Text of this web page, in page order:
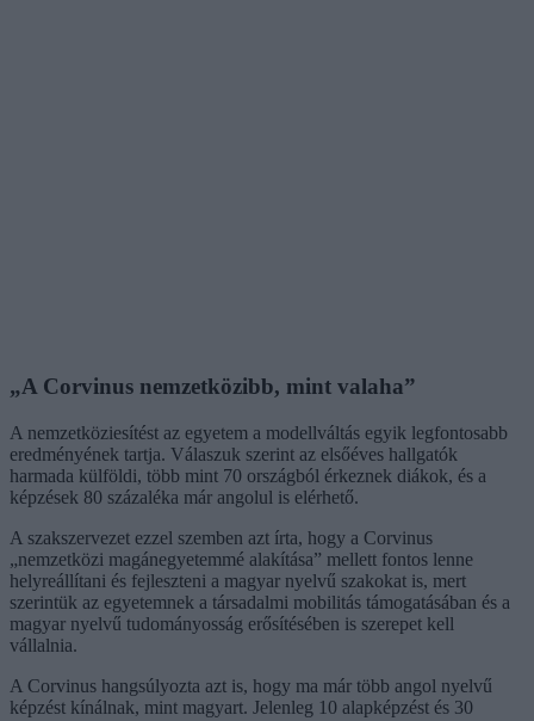
„A Corvinus nemzetközibb, mint valaha”
A nemzetköziesítést az egyetem a modellváltás egyik legfontosabb
eredményének tartja. Válaszuk szerint az elsőéves hallgatók
harmada külföldi, több mint 70 országból érkeznek diákok, és a
képzések 80 százaléka már angolul is elérhető.
A szakszervezet ezzel szemben azt írta, hogy a Corvinus
„nemzetközi magánegyetemmé alakítása” mellett fontos lenne
helyreállítani és fejleszteni a magyar nyelvű szakokat is, mert
szerintük az egyetemnek a társadalmi mobilitás támogatásában és a
magyar nyelvű tudományosság erősítésében is szerepet kell
vállalnia.
A Corvinus hangsúlyozta azt is, hogy ma már több angol nyelvű
képzést kínálnak, mint magyart. Jelenleg 10 alapképzést és 30